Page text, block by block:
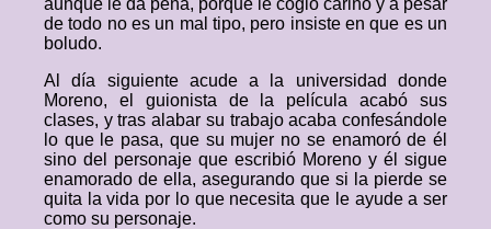
aunque le da pena, porque le cogió cariño y a pesar
de todo no es un mal tipo, pero insiste en que es un
boludo.
Al día siguiente acude a la universidad donde
Moreno, el guionista de la película acabó sus
clases, y tras alabar su trabajo acaba confesándole
lo que le pasa, que su mujer no se enamoró de él
sino del personaje que escribió Moreno y él sigue
enamorado de ella, asegurando que si la pierde se
quita la vida por lo que necesita que le ayude a ser
como su personaje.